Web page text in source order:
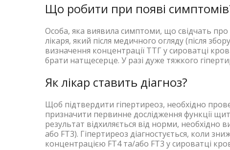
Що робити при появі
Особа, яка виявила симптоми, що свідчать про
лікаря, який після медичного огляду (після
визначення концентрації ТТГ у сироватці
брати натщесерце. У разі дуже тяжкого
Як лікар ставить діагноз?
Щоб підтвердити гіпертиреоз, необхідно
призначити первинне дослідження функції
результат відхиляється від норми, необхідно
або FT3). Гіпертиреоз діагностується, коли
концентрацією FT4 та/або FT3 у сироватці